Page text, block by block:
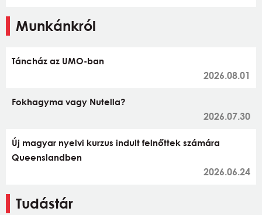
Munkánkról
Táncház az UMO-ban
2026.08.01
Fokhagyma vagy Nutella?
2026.07.30
Új magyar nyelvi kurzus indult felnőttek számára
Queenslandben
2026.06.24
Tudástár